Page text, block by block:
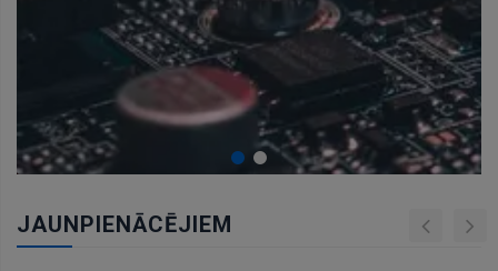
JAUNPIENĀCĒJIEM